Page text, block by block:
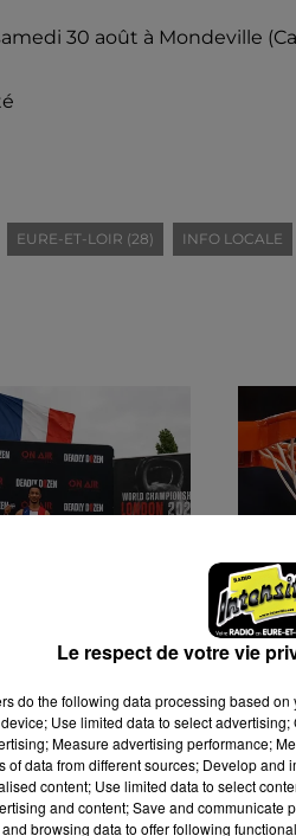
30 août à Mondeville
EURE-ET-LOIR (28) INFO LOCALE
DE DEADLY
CHARTRAIN
LE
Le respect de votre vie
do the following data processing based
Use limited data to select
Measure advertising performance;
of data from different sources; Develop
content; Use limited data to select
and content; Save and
browsing data to offer following